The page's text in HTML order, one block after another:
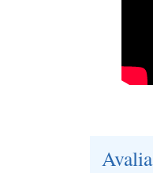
Avalia